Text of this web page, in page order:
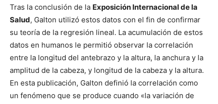
Tras la conclusión de la Exposición Internacional de la
Salud, Galton utilizó estos datos con el fin de confirmar
su teoría de la regresión lineal. La acumulación de estos
datos en humanos le permitió observar la correlación
entre la longitud del antebrazo y la altura, la anchura y la
amplitud de la cabeza, y longitud de la cabeza y la altura.
En esta publicación, Galton definió la correlación como
un fenómeno que se produce cuando «la variación de